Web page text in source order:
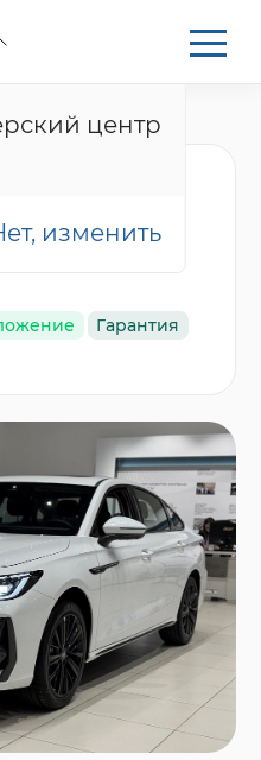
центр
изменить
Arrizo 8
Black,
Гарантия